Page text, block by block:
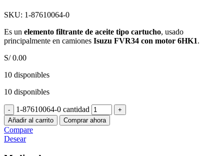
SKU: 1-87610064-0
Es un elemento filtrante de aceite tipo cartucho, usado
principalmente en camiones Isuzu FVR34 con motor 6HK1.
S/0.00
10 disponibles
10 disponibles
1-87610064-0 cantidad
Añadir al carrito Comprar ahora
Compare
Desear